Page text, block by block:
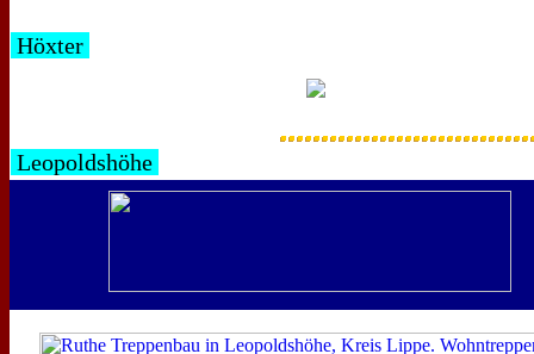
Höxter
Leopoldshöhe